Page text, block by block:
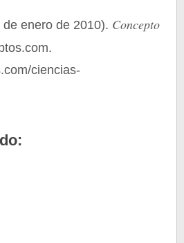
enero de 2010). Concepto
ciencias-